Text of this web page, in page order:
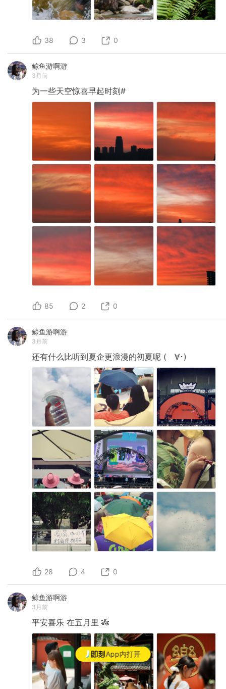
App内打开
38 3 0
鲸鱼游啊游
3月前
为一些天空惊喜早起时刻#
85 2 0
鲸鱼游啊游
3月前
还有什么比听到夏企更浪漫的初夏呢 (ゝ∀･)
28 4 0
鲸鱼游啊游
3月前
平安喜乐 在五月里 🎋